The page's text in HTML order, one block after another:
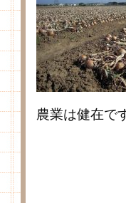
農業は健在で